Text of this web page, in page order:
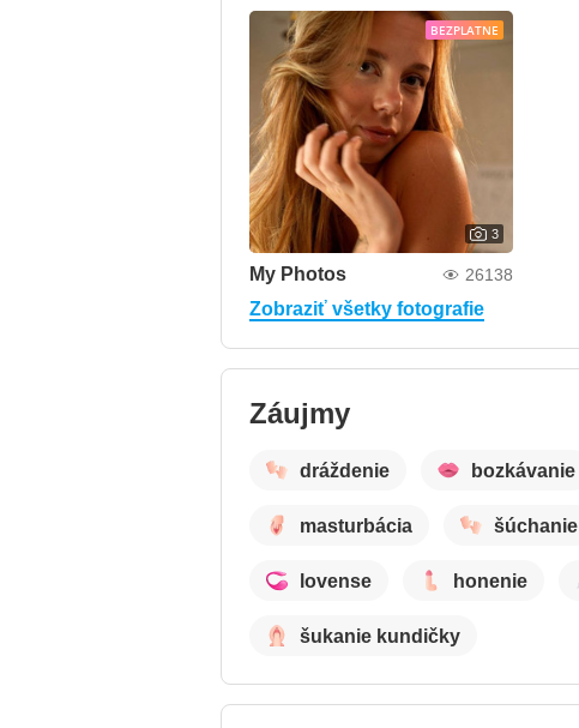
BEZPLATNE
3
My Photos 26138
Zobraziť všetky fotografie
Záujmy
dráždenie bozkávanie
masturbácia šúchanie
lovense honenie
šukanie kundičky